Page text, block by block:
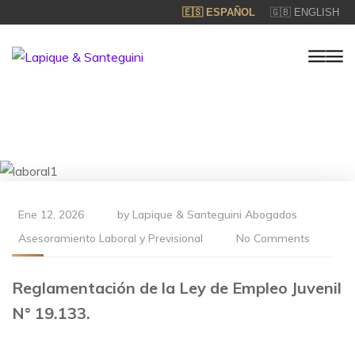
🇪🇸 ESPAÑOL 🇬🇧 ENGLISH
Ene 12, 2026 by Lapique & Santeguini Abogados
Asesoramiento Laboral y Previsional
No Comments
Reglamentación de la Ley de Empleo Juvenil
N° 19.133.